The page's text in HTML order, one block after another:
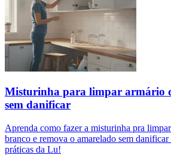
Misturinha para limpar armário
sem danificar
Aprenda como fazer a misturinha pra
branco e remova o amarelado sem
práticas da Lu!